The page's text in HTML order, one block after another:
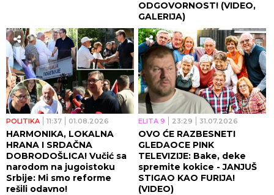
ODGOVORNOST! (VIDEO,
GALERIJA)
POLITIKA 11:37 01.08.2026
HARMONIKA, LOKALNA
HRANA I SRDAČNA
DOBRODOŠLICA! Vučić sa
narodom na jugoistoku
Srbije: Mi smo reforme
rešili odavno!
ELITA 9 23:29 31.07.2026
OVO ĆE RAZBESNETI
GLEDAOCE PINK
TELEVIZIJE: Bake, deke
spremite kokice - JANJUŠ
STIGAO KAO FURIJA!
(VIDEO)